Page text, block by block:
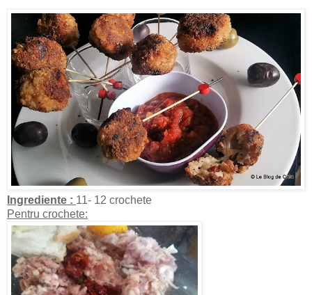
Ingrediente : 11- 12 crochete
Pentru crochete: